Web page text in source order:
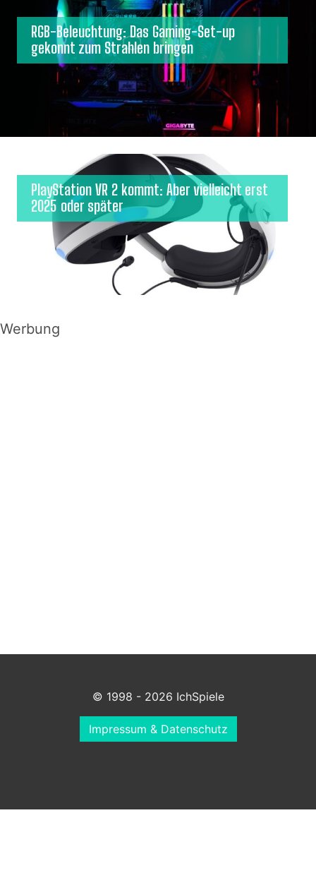
RGB-Beleuchtung: Das Gaming-Set-up
gekonnt zum Strahlen bringen
PlayStation VR 2 kommt: Aber vielleicht erst
2025 oder später
Werbung
© 1998 - 2026 IchSpiele
Impressum & Datenschutz